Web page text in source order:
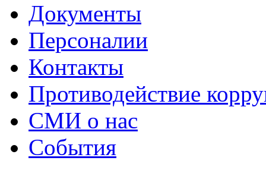
Документы
Персоналии
Контакты
Противодействие
СМИ о нас
События